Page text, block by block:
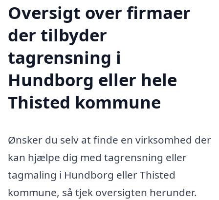
Oversigt over firmaer
der tilbyder
tagrensning i
Hundborg eller hele
Thisted kommune
Ønsker du selv at finde en virksomhed der
kan hjælpe dig med tagrensning eller
tagmaling i Hundborg eller Thisted
kommune, så tjek oversigten herunder.